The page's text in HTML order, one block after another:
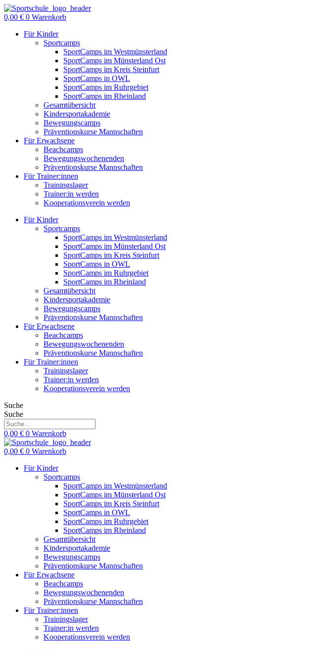
Zum
Inhalt
0,00 € 0 Warenkorb
Für Kinder
Sportcamps
SportCamps im Westmünsterland
SportCamps im Münsterland Ost
SportCamps im Kreis Steinfurt
SportCamps in OWL
SportCamps im Ruhrgebiet
SportCamps im Rheinland
Gesamtübersicht
Kindersportakademie
Bewegungscamps
Präventionskurse Mannschaften
Für Erwachsene
Beachcamps
Bewegungswochenenden
Präventionskurse Mannschaften
Für Trainer:innen
Trainingslager
Trainer:in werden
Kooperationsverein werden
Für Kinder
Sportcamps
SportCamps im Westmünsterland
SportCamps im Münsterland Ost
SportCamps im Kreis Steinfurt
SportCamps in OWL
SportCamps im Ruhrgebiet
SportCamps im Rheinland
Gesamtübersicht
Kindersportakademie
Bewegungscamps
Präventionskurse Mannschaften
Für Erwachsene
Beachcamps
Bewegungswochenenden
Präventionskurse Mannschaften
Für Trainer:innen
Trainingslager
Trainer:in werden
Kooperationsverein werden
Suche
Suche
0,00 € 0 Warenkorb
0,00 € 0 Warenkorb
Für Kinder
Sportcamps
SportCamps im Westmünsterland
SportCamps im Münsterland Ost
SportCamps im Kreis Steinfurt
SportCamps in OWL
SportCamps im Ruhrgebiet
SportCamps im Rheinland
Gesamtübersicht
Kindersportakademie
Bewegungscamps
Präventionskurse Mannschaften
Für Erwachsene
Beachcamps
Bewegungswochenenden
Präventionskurse Mannschaften
Für Trainer:innen
Trainingslager
Trainer:in werden
Kooperationsverein werden